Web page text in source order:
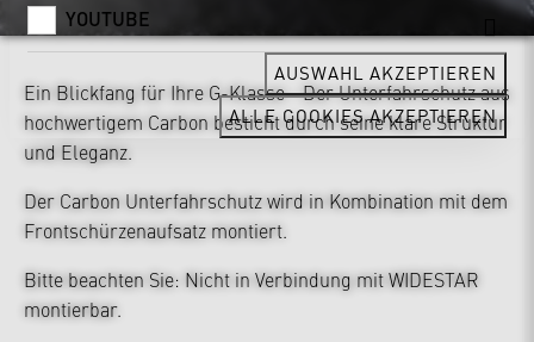
Ein Blickfang für Ihre G-Klasse - Der Unterfahrschutz aus
hochwertigem Carbon besticht durch seine klare Struktur
und Eleganz.
Der Carbon Unterfahrschutz wird in Kombination mit dem
Frontschürzenaufsatz montiert.
Bitte beachten Sie: Nicht in Verbindung mit WIDESTAR
montierbar.
YOUTUBE
AUSWAHL AKZEPTIEREN
ALLE COOKIES AKZEPTIEREN